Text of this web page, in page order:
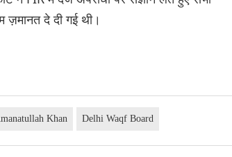
ज़मानत दे दी गई थी।
Khan Delhi Waqf Board